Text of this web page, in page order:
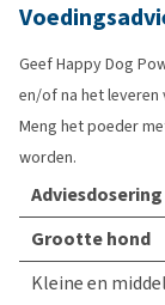
Geef Happy Dog
en/of na het
Meng het poeder
worden.
Adviesdosering
Grootte hond
Kleine en